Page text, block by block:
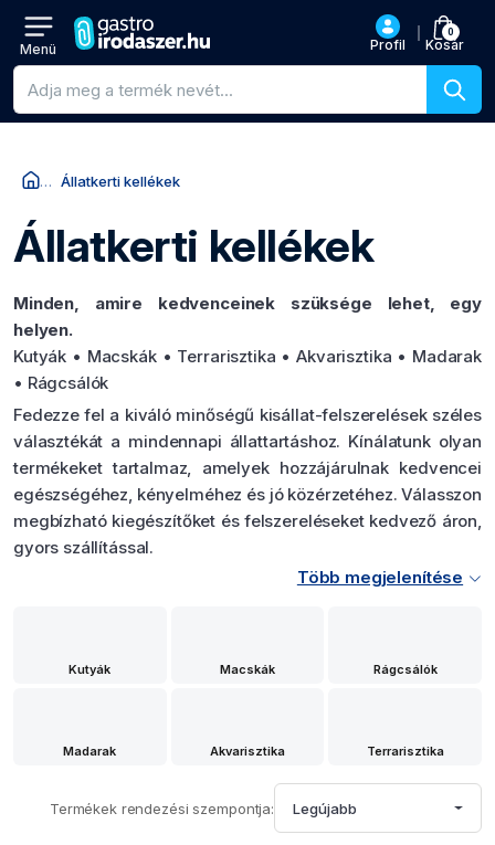
Menü Profil
0
Kosár
Termékkeresés
Állatkerti kellékek
Állatkerti kellékek
Minden, amire kedvenceinek szüksége lehet, egy
helyen.
Kutyák • Macskák • Terrarisztika • Akvarisztika • Madarak
• Rágcsálók
Fedezze fel a kiváló minőségű kisállat-felszerelések széles
választékát a mindennapi állattartáshoz. Kínálatunk olyan
termékeket tartalmaz, amelyek hozzájárulnak kedvencei
egészségéhez, kényelméhez és jó közérzetéhez. Válasszon
megbízható kiegészítőket és felszereléseket kedvező áron,
gyors szállítással.
Több megjelenítése
Kutyák Macskák Rágcsálók
Madarak Akvarisztika Terrarisztika
Termékek rendezési szempontja: Legújabb